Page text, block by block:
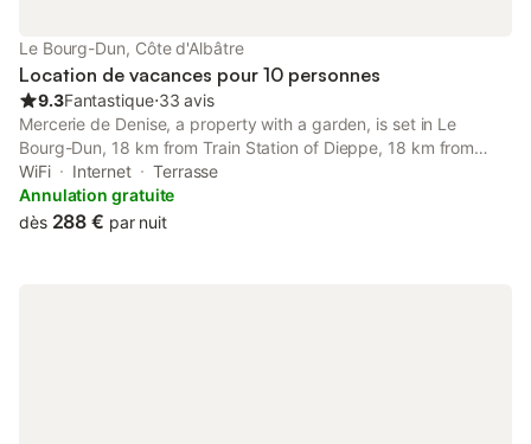
Le Bourg-Dun, Côte d'Albâtre
Location de vacances pour 10 personnes
9.3Fantastique⋅33 avis
Mercerie de Denise, a property with a garden, is set in Le
Bourg-Dun, 18 km from Train Station of Dieppe, 18 km from
Chateau Musee de Dieppe, as well as 19 km from Dieppe Port.
This property offers access to a terrace, darts, and free WiFi.
WiFi Internet
Terrasse
Annulation gratuite
dès 288 € par nuit